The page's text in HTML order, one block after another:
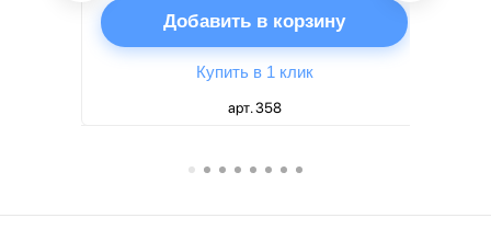
Добавить в корзину
Купить в 1 клик
арт. 358